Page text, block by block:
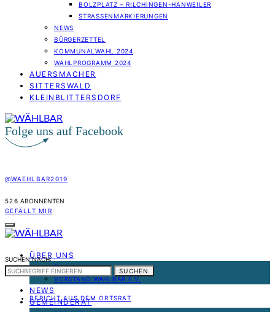
BOLZPLATZ – RILCHINGEN-HANWEILER
STRASSENMARKIERUNGEN
NEWS
BÜRGERZETTEL
KOMMUNALWAHL 2024
WAHLPROGRAMM 2024
AUERSMACHER
SITTERSWALD
KLEINBLITTERSDORF
Folge uns auf Facebook
@WAEHLBAR2019
526 ABONNENTEN
GEFÄLLT MIR
ÜBER UNS
ÜBER UNS
VORSTAND WÄHLBAR E.V.
NEWS
GEMEINDERAT
SUCHEN NACH:
SUCHEN
BERICHT AUS DEM ORTSRAT